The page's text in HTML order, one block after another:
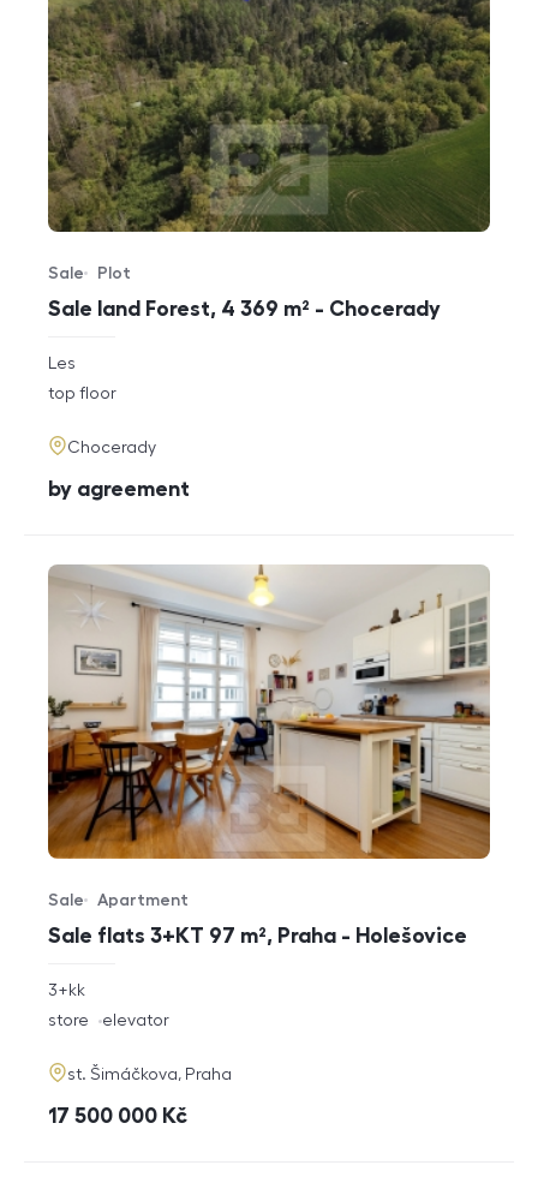
Sale land Forest, 4 369 m² - Chocerady
Offer type
Sale
Property type
Plot
rozměry
disposition
Les
funkce
top floor
adresa
Chocerady
cena
by agreement
Sale flats 3+KT 97 m², Praha - Holešovice
Offer type
Sale
Property type
Apartment
rozměry
disposition
3+kk
funkce
store elevator
adresa
st. Šimáčkova, Praha
cena
17 500 000 Kč